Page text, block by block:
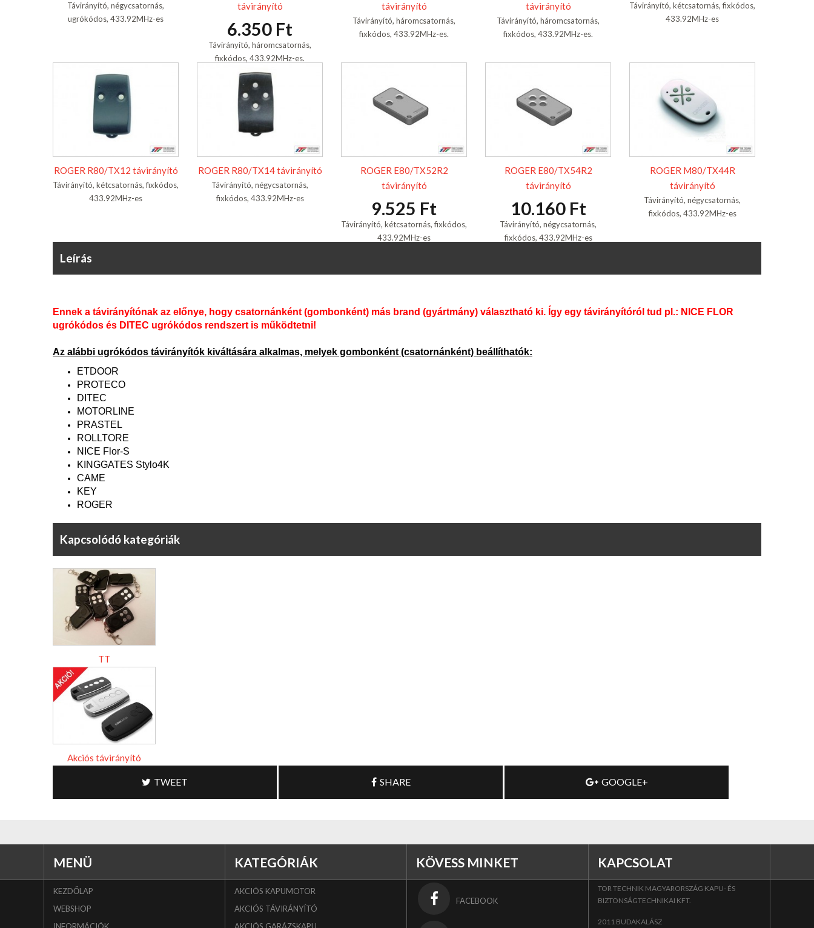
Távirányító, négycsatornás,
ugrókódos, 433.92MHz-es
távirányító
6.350 Ft
Távirányító, háromcsatornás,
fixkódos, 433.92MHz-es.
távirányító
Távirányító, háromcsatornás,
fixkódos, 433.92MHz-es.
távirányító
Távirányító, háromcsatornás,
fixkódos, 433.92MHz-es.
Távirányító, kétcsatornás, fixkódos,
433.92MHz-es
ROGER R80/TX12 távirányító
Távirányító, kétcsatornás, fixkódos,
433.92MHz-es
ROGER R80/TX14 távirányító
Távirányító, négycsatornás,
fixkódos, 433.92MHz-es
ROGER E80/TX52R2
távirányító
9.525 Ft
Távirányító, kétcsatornás, fixkódos,
433.92MHz-es
ROGER E80/TX54R2
távirányító
10.160 Ft
Távirányító, négycsatornás,
fixkódos, 433.92MHz-es
ROGER M80/TX44R
távirányító
Távirányító, négycsatornás,
fixkódos, 433.92MHz-es
Leírás
Ennek a távirányítónak az előnye, hogy csatornánként (gombonként) más brand (gyártmány) választható ki. Így egy távirányítóról tud pl.: NICE FLOR
ugrókódos és DITEC ugrókódos rendszert is működtetni!
Az alábbi ugrókódos távirányítók kiváltására alkalmas, melyek gombonként (csatornánként) beállíthatók:
ETDOOR
PROTECO
DITEC
MOTORLINE
PRASTEL
ROLLTORE
NICE Flor-S
KINGGATES Stylo4K
CAME
KEY
ROGER
Kapcsolódó kategóriák
TT
Akciós távirányító
TWEET SHARE GOOGLE+
MENÜ
KEZDŐLAP
WEBSHOP
KATEGÓRIÁK
AKCIÓS KAPUMOTOR
AKCIÓS TÁVIRÁNYÍTÓ
KÖVESS MINKET
FACEBOOK
KAPCSOLAT
TOR TECHNIK MAGYARORSZÁG KAPU- ÉS
BIZTONSÁGTECHNIKAI KFT.
2011 BUDAKALÁSZ